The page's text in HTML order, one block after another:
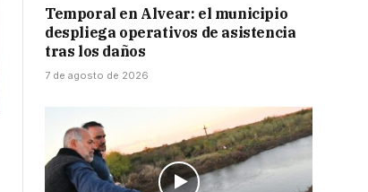
Temporal en Alvear: el municipio
despliega operativos de asistencia
tras los daños
7 de agosto de 2026